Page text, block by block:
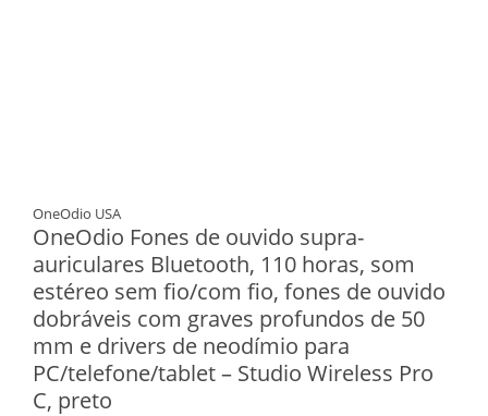
OneOdio USA
OneOdio Fones de ouvido supra-
auriculares Bluetooth, 110 horas, som
estéreo sem fio/com fio, fones de ouvido
dobráveis com graves profundos de 50
mm e drivers de neodímio para
PC/telefone/tablet – Studio Wireless Pro
C, preto